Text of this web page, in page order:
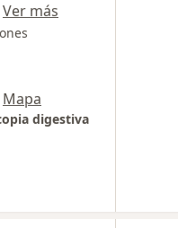
Ver más
Mapa
digestiva